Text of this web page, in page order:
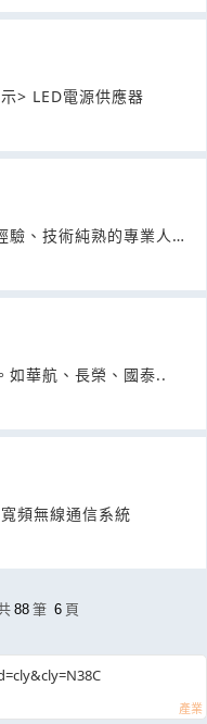
> LED電源供應器
驗、技術純熟的專業人
如華航、長榮、國泰..
普羅通信寬頻無線通信系統
88 筆 6 頁